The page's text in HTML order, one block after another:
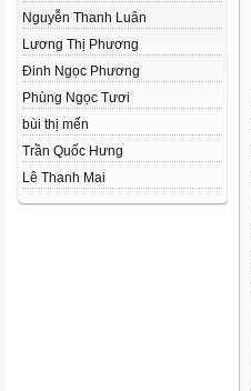
Nguyễn Thanh Luân
Lương Thị Phương
Đinh Ngọc Phương
Phùng Ngọc Tươi
bùi thị mến
Trần Quốc Hưng
Lê Thanh Mai